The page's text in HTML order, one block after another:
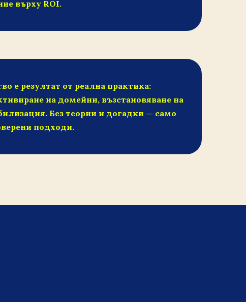
върху ROI.
е резултат от реална практика:
на домейни, възстановяване на
Без теории и догадки — само
подходи.